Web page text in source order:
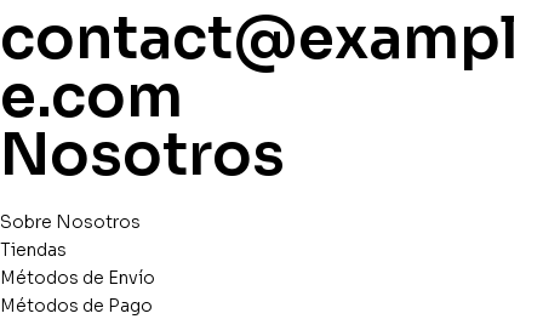
contact@exampl
e.com
Nosotros
Sobre Nosotros
Tiendas
Métodos de Envío
Métodos de Pago